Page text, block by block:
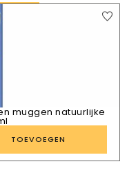
muggen natuurlijke
TOEVOEGEN